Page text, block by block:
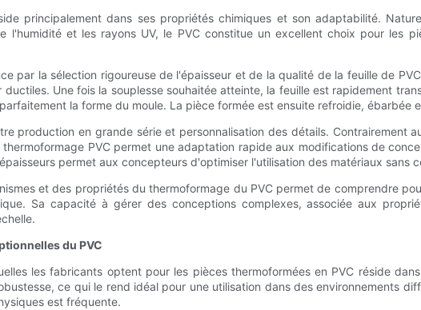
principalement dans ses propriétés chimiques et son adaptabilité.
l'humidité et les rayons UV, le PVC constitue un excellent choix pour les
par la sélection rigoureuse de l'épaisseur et de la qualité de la feuille de
Une fois la souplesse souhaitée atteinte, la feuille est rapidement
la forme du moule. La pièce formée est ensuite refroidie, ébarbée
production en grande série et personnalisation des détails. Contrairement
PVC permet une adaptation rapide aux modifications de
permet aux concepteurs d'optimiser l'utilisation des matériaux sans
et des propriétés du thermoformage du PVC permet de comprendre
Sa capacité à gérer des conceptions complexes, associée aux
du PVC
les fabricants optent pour les pièces thermoformées en PVC réside
ce qui le rend idéal pour une utilisation dans des environnements
est fréquente.